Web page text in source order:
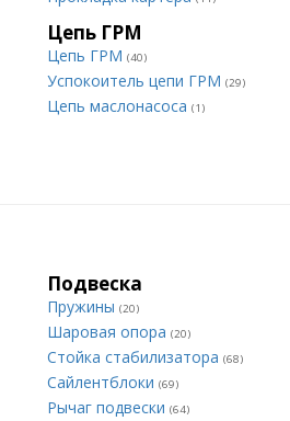
Цепь ГРМ
Цепь ГРМ (40)
Успокоитель цепи ГРМ (29)
Цепь маслонасоса (1)
Подвеска
Пружины (20)
Шаровая опора (20)
Стойка стабилизатора (68)
Сайлентблоки (69)
Рычаг подвески (64)